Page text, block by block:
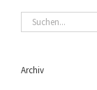
Suche
Archiv